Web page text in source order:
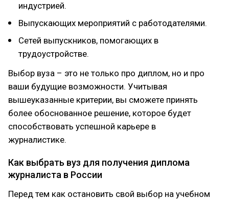
индустрией.
Выпускающих мероприятий с работодателями.
Сетей выпускников, помогающих в
трудоустройстве.
Выбор вуза – это не только про диплом, но и про
ваши будущие возможности. Учитывая
вышеуказанные критерии, вы сможете принять
более обоснованное решение, которое будет
способствовать успешной карьере в
журналистике.
Как выбрать вуз для получения диплома
журналиста в России
Перед тем как остановить свой выбор на учебном